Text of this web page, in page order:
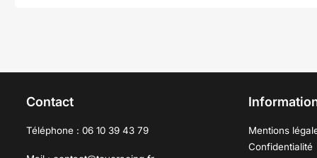
Contact
Téléphone : 06 10 39 43 79
Mentions
Confidentialité